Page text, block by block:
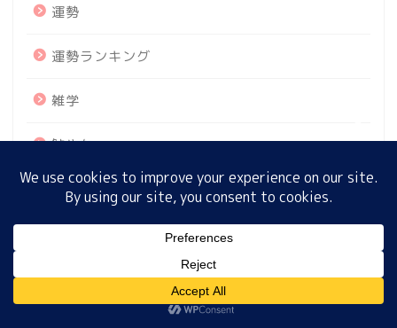
運勢
運勢ランキング
雑学
鮎やな
最近の投稿
プロフィール サイトマップ